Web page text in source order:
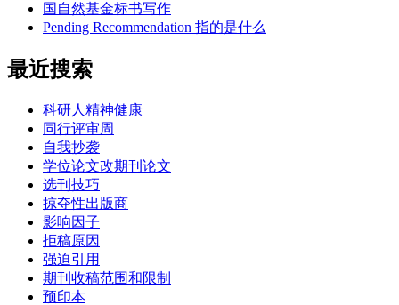
国自然基金标书写作
Pending Recommendation 指的是什么
最近搜索
科研人精神健康
同行评审周
自我抄袭
学位论文改期刊论文
选刊技巧
掠夺性出版商
影响因子
拒稿原因
强迫引用
期刊收稿范围和限制
预印本